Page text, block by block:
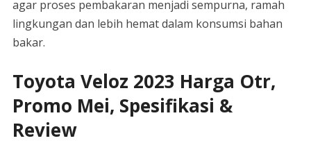
agar proses pembakaran menjadi sempurna, ramah
lingkungan dan lebih hemat dalam konsumsi bahan
bakar.
Toyota Veloz 2023 Harga Otr,
Promo Mei, Spesifikasi &
Review